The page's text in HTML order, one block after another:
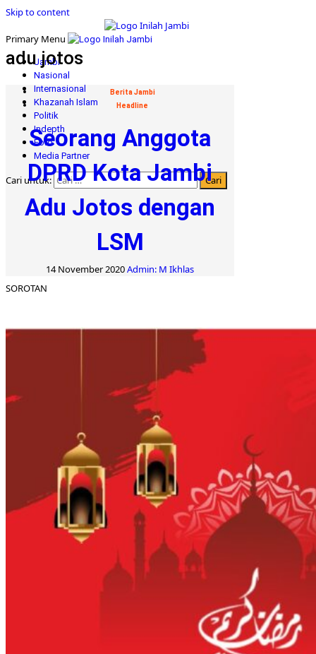
Skip to content
Primary Menu
Jambi
Nasional
Internasional
Khazanah Islam
Politik
Indepth
Foto
Media Partner
Cari untuk:
adu jotos
Berita Jambi
Headline
Seorang Anggota
DPRD Kota Jambi
Adu Jotos dengan
LSM
14 November 2020Admin: M Ikhlas
SOROTAN